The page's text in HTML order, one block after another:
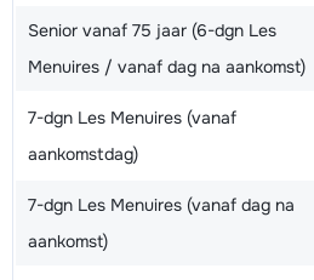
Senior vanaf 75 jaar (6-dgn Les
Menuires / vanaf dag na aankomst)
7-dgn Les Menuires (vanaf
aankomstdag)
7-dgn Les Menuires (vanaf dag na
aankomst)